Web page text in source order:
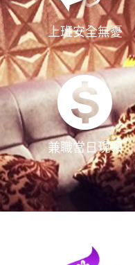
上班安全無憂
兼職當日現領